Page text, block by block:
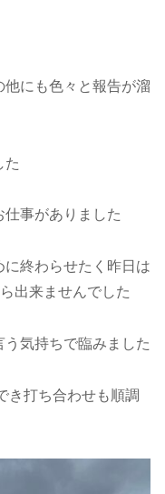
にも色々と報告が溜
た
事がありました
終わらせたく昨日は
出来ませんでした
気持ちで臨みました
き打ち合わせも順調